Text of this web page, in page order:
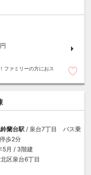
ファミリーの方におス
蘭台駅 / 泉台7丁目 バス乗
歩2分
5月 / 3階建
区泉台6丁目